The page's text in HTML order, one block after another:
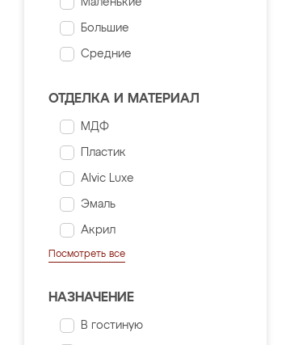
Маленькие
Большие
Средние
ОТДЕЛКА И МАТЕРИАЛ
МДФ
Пластик
Alvic Luxe
Эмаль
Акрил
Посмотреть все
НАЗНАЧЕНИЕ
В гостиную